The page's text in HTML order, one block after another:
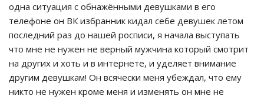
одна ситуация с обнажёнными девушками в его
телефоне он ВК избранник кидал себе девушек летом
последний раз до нашей росписи, я начала выступать
что мне не нужен не верный мужчина который смотрит
на других и хоть и в интернете, и уделяет внимание
другим девушкам! Он всячески меня убеждал, что ему
никто не нужен кроме меня и изменять он мне не